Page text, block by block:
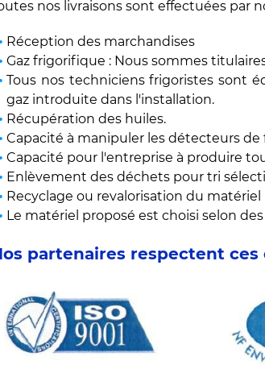
nos livraisons sont effectuées par
Réception des marchandises
Gaz frigorifique : Nous sommes
Tous nos techniciens frigoristes sont
gaz introduite dans l'installation.
Récupération des huiles.
Capacité à manipuler les détecteurs de
Capacité pour l'entreprise à produire
Enlèvement des déchets pour tri
Recyclage ou revalorisation du
Le matériel proposé est choisi selon
partenaires respectent